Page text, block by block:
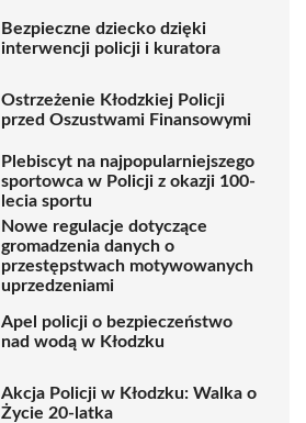
Bezpieczne dziecko dzięki
interwencji policji i kuratora
Ostrzeżenie Kłodzkiej Policji
przed Oszustwami Finansowymi
Plebiscyt na najpopularniejszego
sportowca w Policji z okazji 100-
lecia sportu
Nowe regulacje dotyczące
gromadzenia danych o
przestępstwach motywowanych
uprzedzeniami
Apel policji o bezpieczeństwo
nad wodą w Kłodzku
Akcja Policji w Kłodzku: Walka o
Życie 20-latka